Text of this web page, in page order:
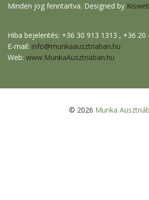
Minden jog fenntartva. Designed by
Hiba bejelentés: +36 30 913 1313 , +36 20
E-mail: info@munkaausztriaban.hu
Web: www.MunkaAusztriaban.hu
© 2026 Munka